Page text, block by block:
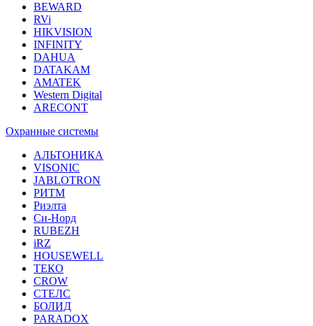
BEWARD
RVi
HIKVISION
INFINITY
DAHUA
DATAKAM
AMATEK
Western Digital
ARECONT
Охранные системы
АЛЬТОНИКА
VISONIC
JABLOTRON
РИТМ
Риэлта
Си-Норд
RUBEZH
iRZ
HOUSEWELL
ТЕКО
CROW
СТЕЛС
БОЛИД
PARADOX